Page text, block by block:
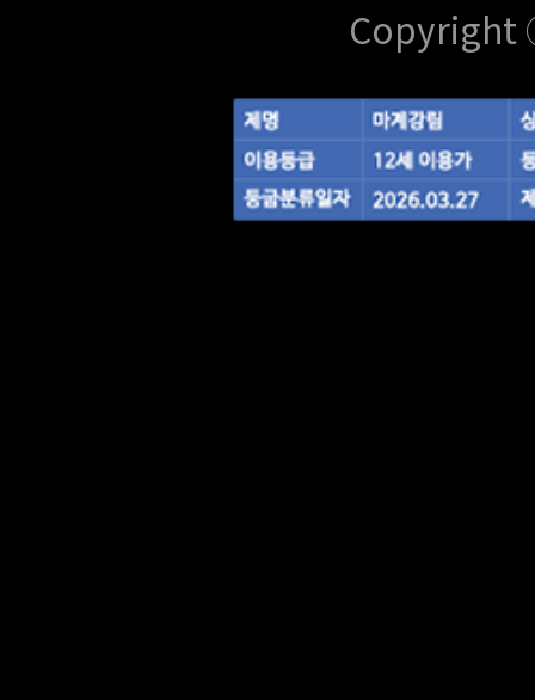
Copyright